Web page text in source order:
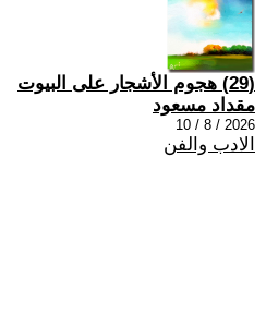
(29) هجوم الأشجار على البيوت
مقداد مسعود
2026 / 8 / 10
الادب والفن